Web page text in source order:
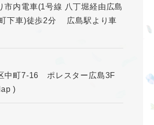
市内電車(1号線 八丁堀経由広島
下車)徒歩2分 広島駅より車
中町7-16 ポレスター広島3F
)